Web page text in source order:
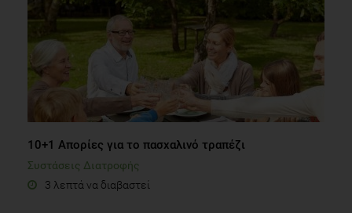
10+1 Απορίες για το πασχαλινό τραπέζι
Συστάσεις Διατροφής
3 λεπτά να διαβαστεί